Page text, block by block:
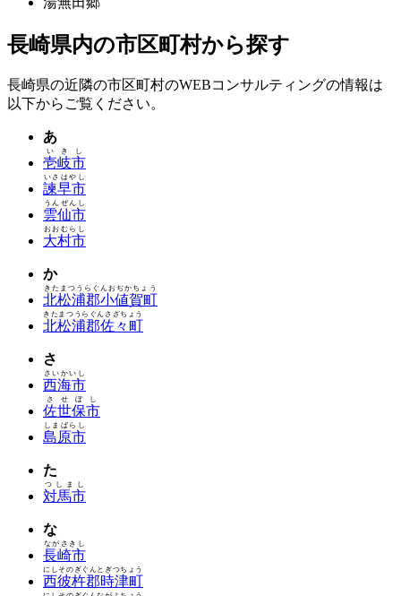
長崎県内の市区町村から探す
長崎県の近隣の市区町村のWEBコンサルティングの情報は
以下からご覧ください。
あ
壱岐市
いきし
諫早市
いさはやし
雲仙市
うんぜんし
大村市
おおむらし
か
北松浦郡小値賀町
きたまつうらぐんおぢかちょう
北松浦郡佐々町
きたまつうらぐんさざちょう
さ
西海市
さいかいし
佐世保市
させぼし
島原市
しまばらし
た
対馬市
つしまし
な
長崎市
ながさきし
西彼杵郡時津町
にしそのぎぐんとぎつちょう